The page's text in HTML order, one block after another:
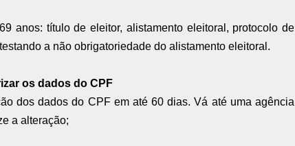
anos: título de eleitor, alistamento eleitoral, protocolo de
a não obrigatoriedade do alistamento eleitoral.
os dados do CPF
dos dados do CPF em até 60 dias. Vá até uma agência
a alteração;